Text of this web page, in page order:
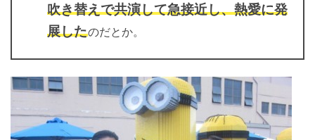
吹き替えで共演して急接近し、熱愛に発
展したのだとか。